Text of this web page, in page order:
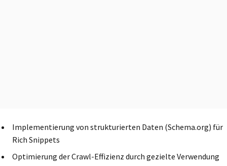
Implementierung von strukturierten Daten (Schema.org) für
Rich Snippets
Optimierung der Crawl-Effizienz durch gezielte Verwendung